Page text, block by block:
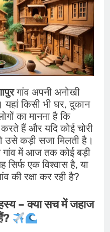
गांव अपनी अनोखी
यहां किसी भी घर, दुकान
का मानना है कि
करते हैं और यदि कोई चोरी
उसे कड़ी सजा मिलती है।
गांव में आज तक कोई बड़ी
सिर्फ एक विश्वास है, या
की रक्षा कर रही है?
– क्या सच में जहाज